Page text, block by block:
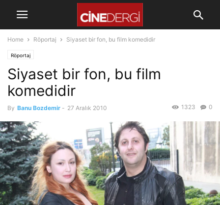
Home Röportaj Siyaset bir fon, bu film komedidir
Röportaj
Siyaset bir fon, bu film
komedidir
By Banu Bozdemir - 27 Aralık 2010 0
1323